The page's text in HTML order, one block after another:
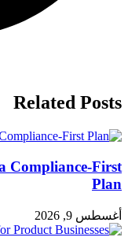
Related Posts
Compliance-First
Plan
أغسطس 9, 2026